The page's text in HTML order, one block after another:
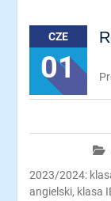
CZE
01
2023/2024:
angielski, klasa